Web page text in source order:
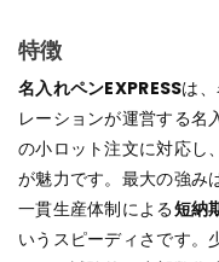
特徴
名入れペンEXPRESSは
レーションが運営する名
の小ロット注文に対応し
が魅力です。最大の強み
一貫生産体制による短納
いうスピーディさです。